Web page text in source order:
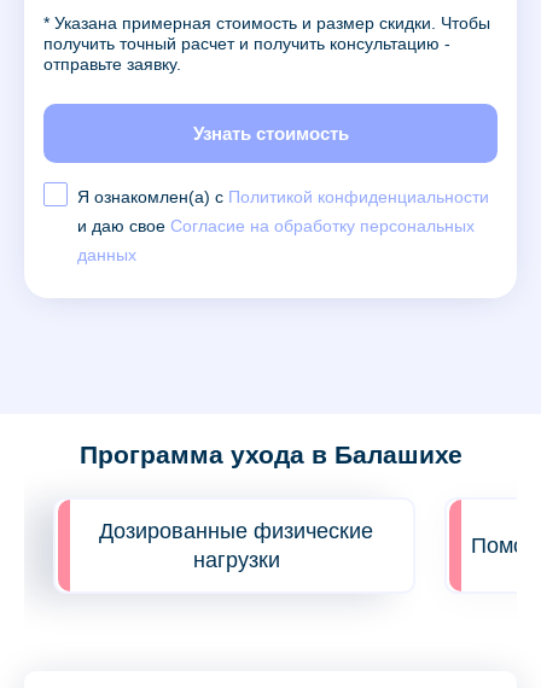
* Указана примерная стоимость и размер скидки. Чтобы
получить точный расчет и получить консультацию -
отправьте заявку.
Узнать стоимость
Я ознакомлен(а) с Политикой конфиденциальности
и даю свое Согласие на обработку персональных
данных
Программа ухода в Балашихе
Дозированные физические
нагрузки